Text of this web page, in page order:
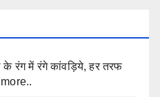
रंग में रंगे कांवड़िये, हर तरफ